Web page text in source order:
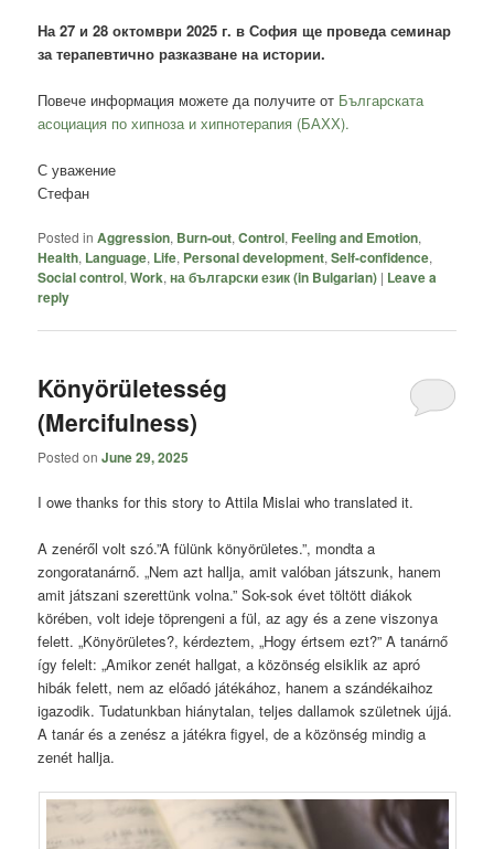
На 27 и 28 октомври 2025 г. в София ще проведа семинар
за терапевтично разказване на истории.
Повече информация можете да получите от Българската
асоциация по хипноза и хипнотерапия (БАХХ).
С уважение
Стефан
Posted in Aggression, Burn-out,Control, Feeling and Emotion,
Health, Language, Life, Personal development,Self-confidence,
Social control,Work,на български език (in Bulgarian) | Leave a
reply
Könyörületesség
(Mercifulness)
Posted onJune 29, 2025
I owe thanks for this story to Attila Mislai who translated it.
A zenéről volt szó.”A fülünk könyörületes.”, mondta a
zongoratanárnő. „Nem azt hallja, amit valóban játszunk, hanem
amit játszani szerettünk volna.” Sok-sok évet töltött diákok
körében, volt ideje töprengeni a fül, az agy és a zene viszonya
felett. „Könyörületes?, kérdeztem, „Hogy értsem ezt?” A tanárnő
így felelt: „Amikor zenét hallgat, a közönség elsiklik az apró
hibák felett, nem az előadó játékához, hanem a szándékaihoz
igazodik. Tudatunkban hiánytalan, teljes dallamok születnek újjá.
A tanár és a zenész a játékra figyel, de a közönség mindig a
zenét hallja.